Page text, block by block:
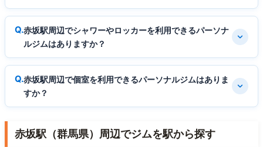
赤坂駅周辺でシャワーやロッカーを利用できるパーソナ
ルジムはありますか？
赤坂駅周辺で個室を利用できるパーソナルジムはありま
すか？
赤坂駅（群馬県）周辺でジムを駅から探す